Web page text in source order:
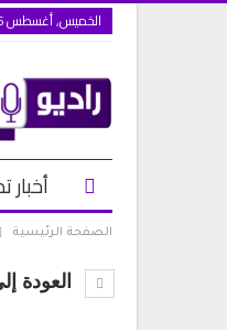
الخميس, أغسطس 6, 2026
أخبار
الصفحة الرئيسية
العودة